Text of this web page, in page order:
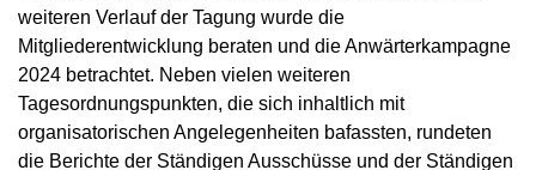
weiteren Verlauf der Tagung wurde die
Mitgliederentwicklung beraten und die Anwärterkampagne
2024 betrachtet. Neben vielen weiteren
Tagesordnungspunkten, die sich inhaltlich mit
organisatorischen Angelegenheiten bafassten, rundeten
die Berichte der Ständigen Ausschüsse und der Ständigen